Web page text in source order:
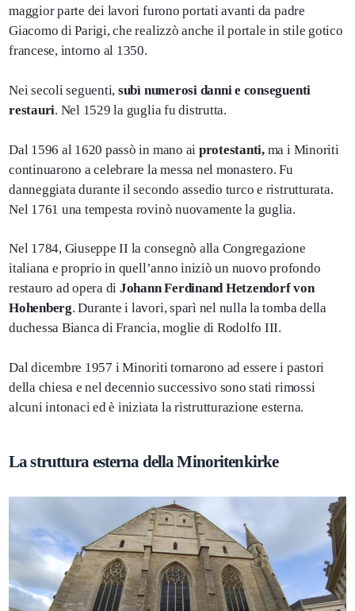
maggior parte dei lavori furono portati avanti da padre
Giacomo di Parigi, che realizzò anche il portale in stile gotico
francese, intorno al 1350.
Nei secoli seguenti, subì numerosi danni e conseguenti
restauri. Nel 1529 la guglia fu distrutta.
Dal 1596 al 1620 passò in mano ai protestanti,ma i Minoriti
continuarono a celebrare la messa nel monastero. Fu
danneggiata durante il secondo assedio turco e ristrutturata.
Nel 1761 una tempesta rovinò nuovamente la guglia.
Nel 1784, Giuseppe II la consegnò alla Congregazione
italiana e proprio in quell’anno iniziò un nuovo profondo
restauro ad opera di Johann Ferdinand Hetzendorf von
Hohenberg. Durante i lavori, sparì nel nulla la tomba della
duchessa Bianca di Francia, moglie di Rodolfo III.
Dal dicembre 1957 i Minoriti tornarono ad essere i pastori
della chiesa e nel decennio successivo sono stati rimossi
alcuni intonaci ed è iniziata la ristrutturazione esterna.
La struttura esterna della Minoritenkirke